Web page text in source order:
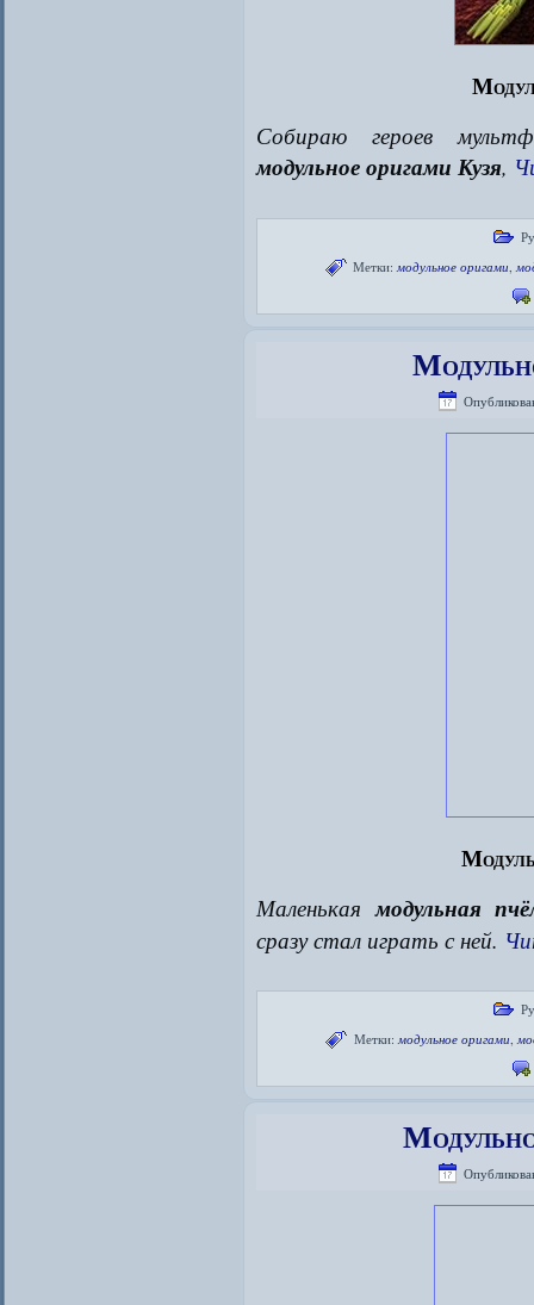
Собираю героев
модульное оригами Кузя,
Метки: модульное оригами,
Маленькаямодульная
сразу стал играть с ней.
Метки: модульное оригами,